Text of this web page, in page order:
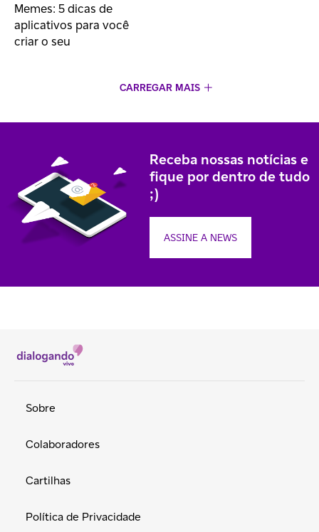
Memes: 5 dicas de
aplicativos para você
criar o seu
CARREGAR MAIS
Receba nossas notícias e
fique por dentro de tudo
;)
ASSINE A NEWS
Sobre
Colaboradores
Cartilhas
Política de Privacidade